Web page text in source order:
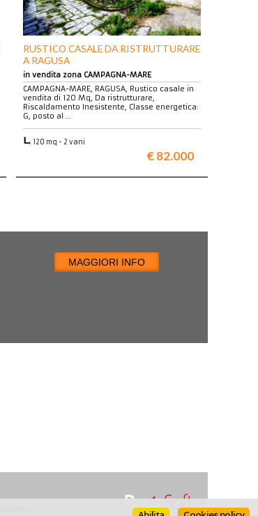
RUSTICO CASALE DA RISTRUTTURARE
A RAGUSA
in vendita zona CAMPAGNA-MARE
CAMPAGNA-MARE, RAGUSA, Rustico casale in
vendita di 120 Mq, Da ristrutturare,
Riscaldamento Inesistente, Classe energetica:
G, posto al …
120 mq - 2 vani
€ 82.000
MAGGIORI INFO